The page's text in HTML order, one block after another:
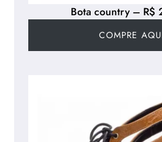
Bota country – R$
COMPRE